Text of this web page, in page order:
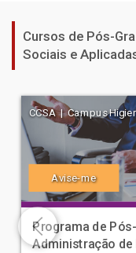
Cursos de Pós-
Sociais e
CCSA | Campus
Avise-me
Programa de
Administração de